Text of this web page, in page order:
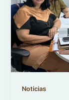
Noticias